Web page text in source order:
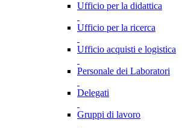
Ufficio per la didattica
Ufficio per la ricerca
Ufficio acquisti e logistica
Personale dei Laboratori
Delegati
Gruppi di lavoro